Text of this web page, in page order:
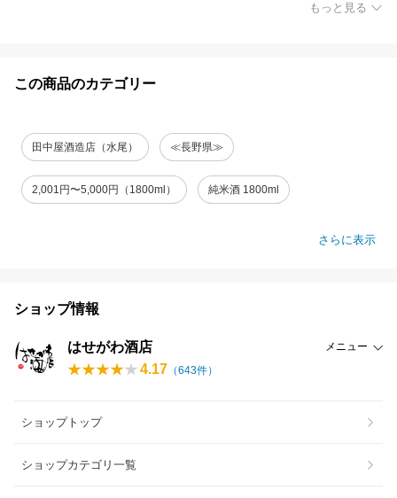
もっと見る
この商品のカテゴリー
田中屋酒造店（水尾） ≪長野県≫
2,001円〜5,000円（1800ml） 純米酒 1800ml
さらに表示
ショップ情報
はせがわ酒店 メニュー
4.17 （643件）
ショップトップ
ショップカテゴリ一覧